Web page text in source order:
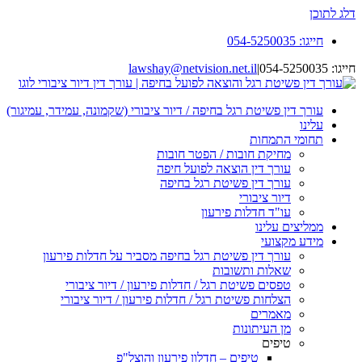
דלג לתוכן
חייגו: 054-5250035
חייגו: 054-5250035
|
lawshay@netvision.net.il
עורך דין פשיטת רגל בחיפה / דיור ציבורי (שקמונה, עמידר, עמיגור)
עלינו
תחומי התמחות
מחיקת חובות / הפטר חובות
עורך דין הוצאה לפועל חיפה
עורך דין פשיטת רגל בחיפה
דיור ציבורי
עו"ד חדלות פירעון
ממליצים עלינו
מידע מקצועי
עורך דין פשיטת רגל בחיפה מסביר על חדלות פירעון
שאלות ותשובות
טפסים פשיטת רגל / חדלות פירעון / דיור ציבורי
הצלחות פשיטת רגל / חדלות פירעון / דיור ציבורי
מאמרים
מן העיתונות
טיפים
טיפים – חדלון פירעון והוצל"פ